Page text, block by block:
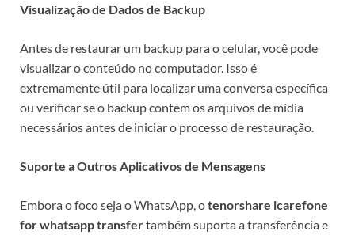
Visualização de Dados de Backup
Antes de restaurar um backup para o celular, você pode
visualizar o conteúdo no computador. Isso é
extremamente útil para localizar uma conversa específica
ou verificar se o backup contém os arquivos de mídia
necessários antes de iniciar o processo de restauração.
Suporte a Outros Aplicativos de Mensagens
Embora o foco seja o WhatsApp, otenorshare icarefone
for whatsapp transfertambém suporta a transferência e